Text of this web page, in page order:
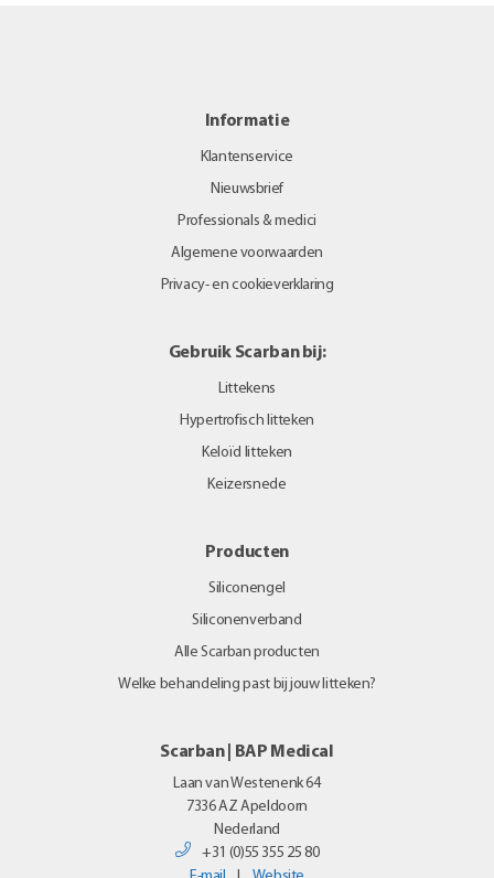
Informatie
Klantenservice
Nieuwsbrief
Professionals & medici
Algemene voorwaarden
Privacy- en cookieverklaring
Gebruik Scarban bij:
Littekens
Hypertrofisch litteken
Keloïd litteken
Keizersnede
Producten
Siliconengel
Siliconenverband
Alle Scarban producten
Welke behandeling past bij jouw litteken?
Scarban | BAP Medical
Laan van Westenenk 64
7336 AZ Apeldoorn
Nederland
+31 (0)55 355 25 80